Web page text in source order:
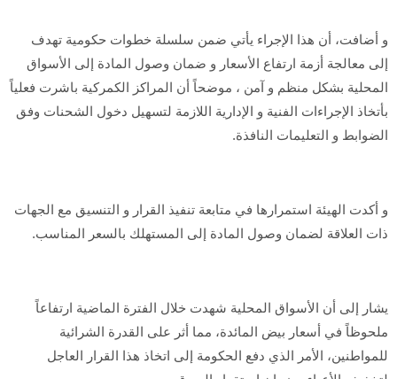
و أضافت، أن هذا الإجراء يأتي ضمن سلسلة خطوات حكومية تهدف
إلى معالجة أزمة ارتفاع الأسعار و ضمان وصول المادة إلى الأسواق
المحلية بشكل منظم و آمن ، موضحاً أن المراكز الكمركية باشرت فعلياً
بأتخاذ الإجراءات الفنية و الإدارية اللازمة لتسهيل دخول الشحنات وفق
الضوابط و التعليمات النافذة.
و أكدت الهيئة استمرارها في متابعة تنفيذ القرار و التنسيق مع الجهات
ذات العلاقة لضمان وصول المادة إلى المستهلك بالسعر المناسب.
يشار إلى أن الأسواق المحلية شهدت خلال الفترة الماضية ارتفاعاً
ملحوظاً في أسعار بيض المائدة، مما أثر على القدرة الشرائية
للمواطنين، الأمر الذي دفع الحكومة إلى اتخاذ هذا القرار العاجل